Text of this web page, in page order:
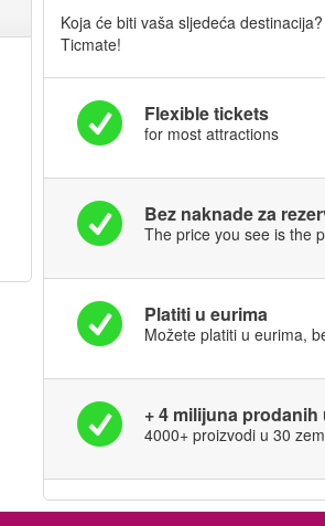
Koja će biti vaša sljedeća
Ticmate!
Flexible tickets
for most attractions
Bez naknade za
The price you see is the
Platiti u eurima
Možete platiti u eurima,
+ 4 milijuna prodanih
4000+ proizvodi u 30